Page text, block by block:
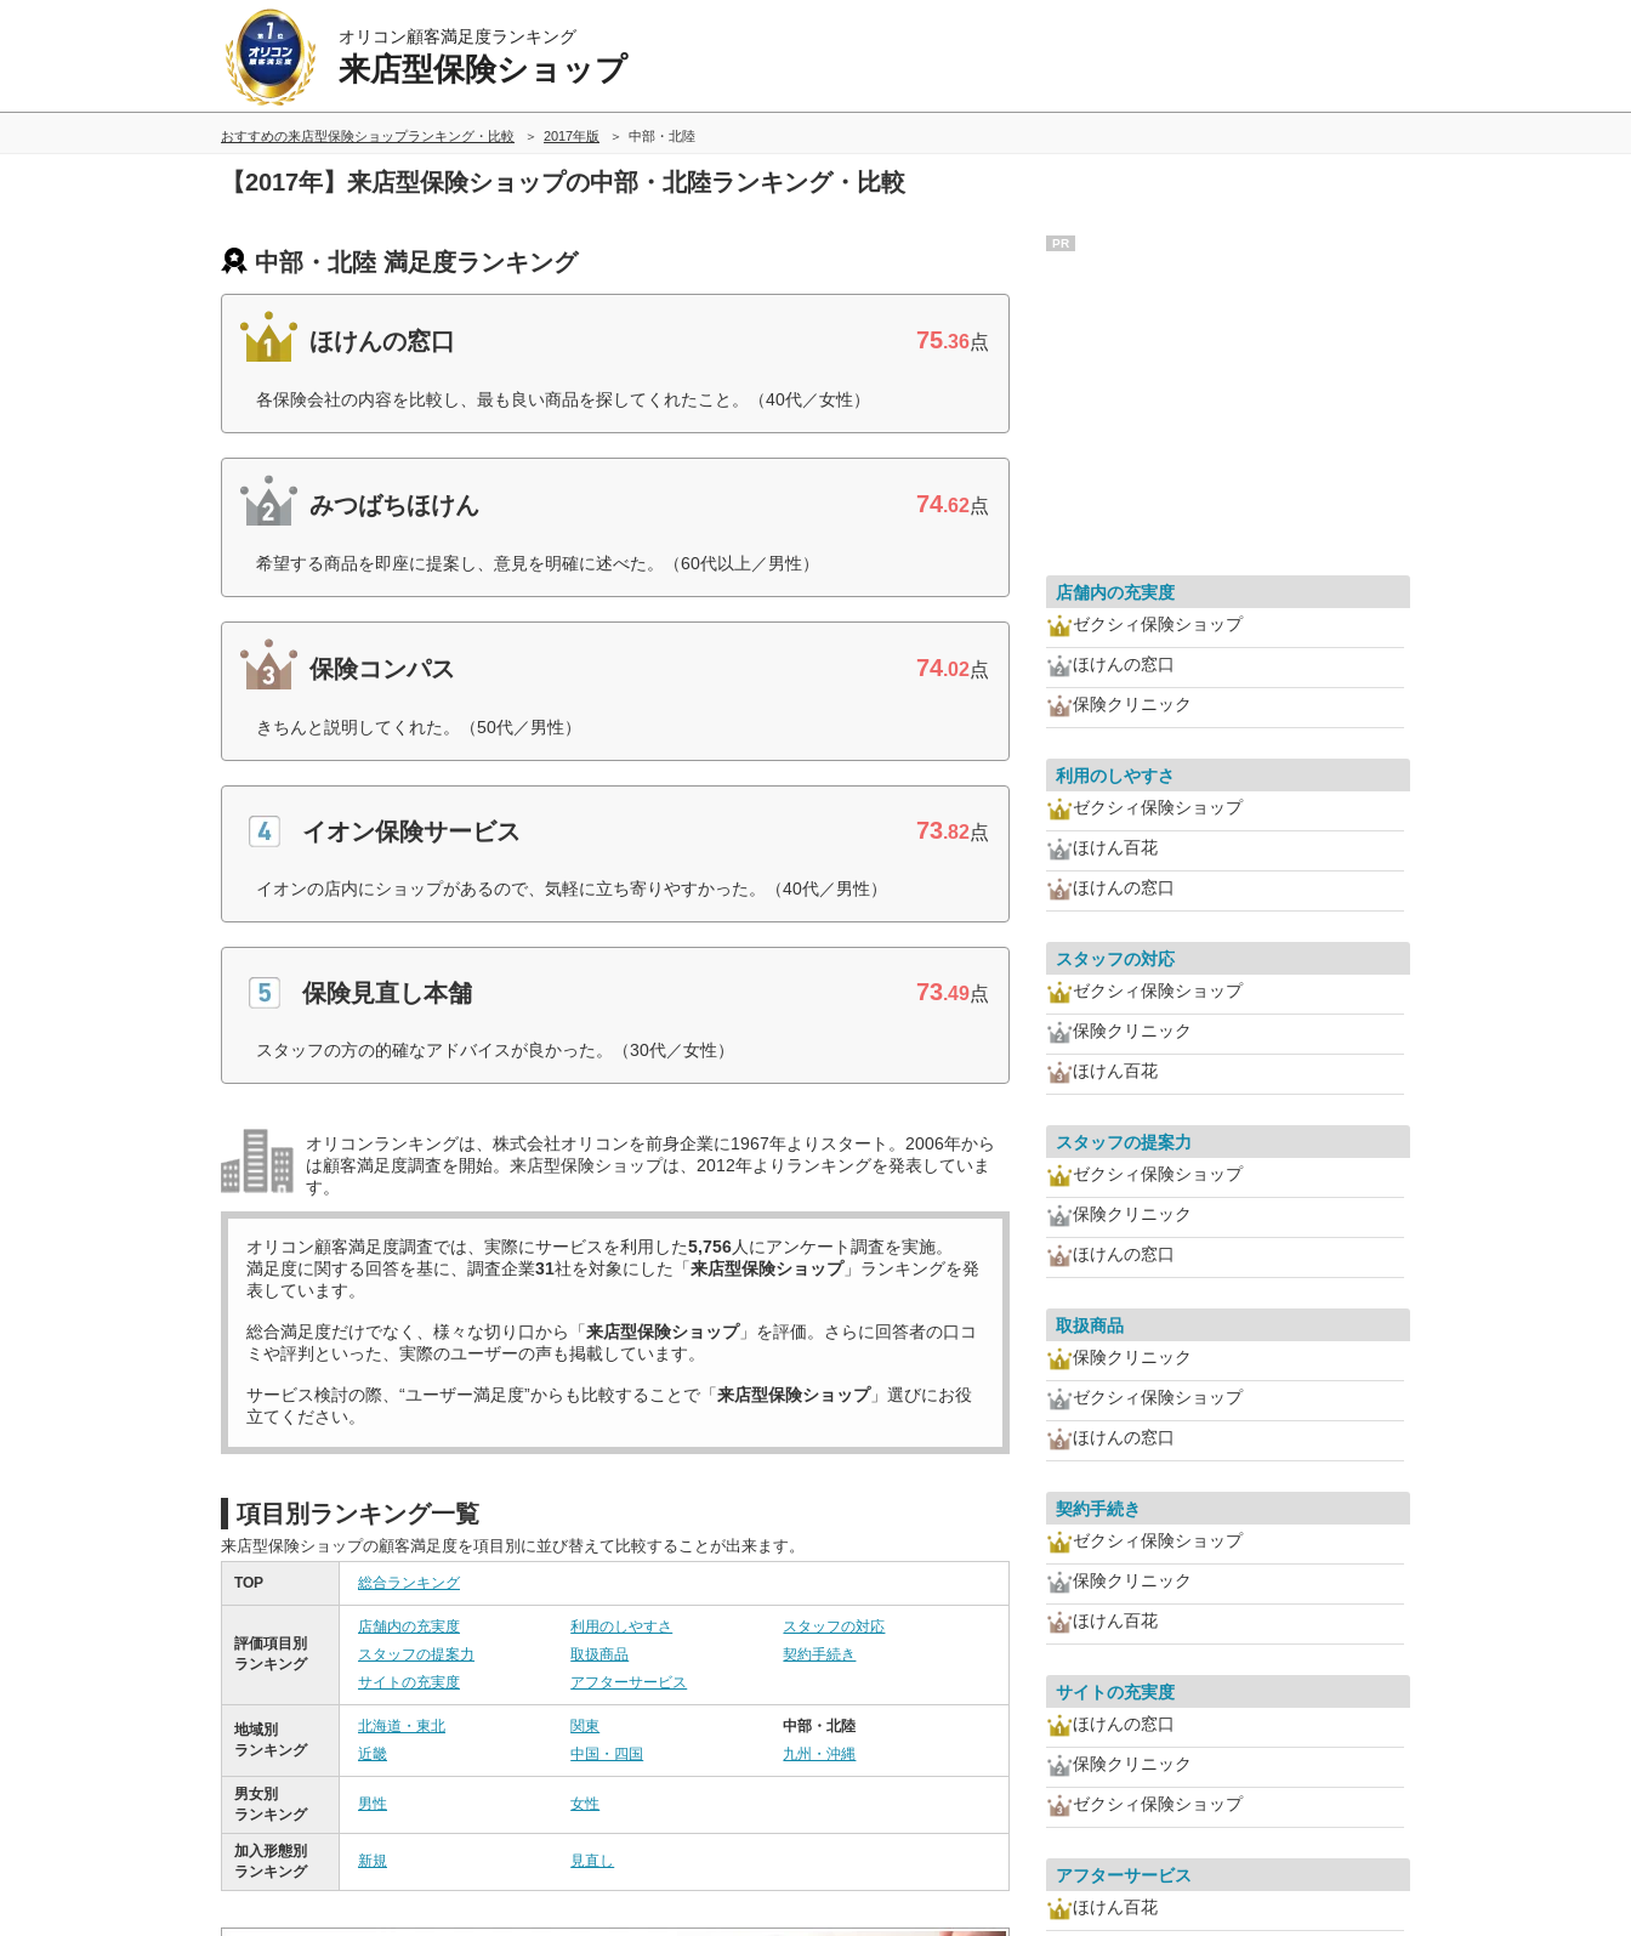
オリコン顧客満足度ランキング
来店型保険ショップ
おすすめの来店型保険ショップランキング・比較 2017年版 中部・北陸
【2017年】来店型保険ショップの中部・北陸ランキング・比較
中部・北陸 満足度ランキング
ほけんの窓口 75.36点
各保険会社の内容を比較し、最も良い商品を探してくれたこと。（40代／女性）
みつばちほけん 74.62点
希望する商品を即座に提案し、意見を明確に述べた。（60代以上／男性）
保険コンパス 74.02点
きちんと説明してくれた。（50代／男性）
イオン保険サービス 73.82点
イオンの店内にショップがあるので、気軽に立ち寄りやすかった。（40代／男性）
保険見直し本舗 73.49点
スタッフの方の的確なアドバイスが良かった。（30代／女性）
オリコンランキングは、株式会社オリコンを前身企業に1967年よりスタート。2006年から
は顧客満足度調査を開始。来店型保険ショップは、2012年よりランキングを発表していま
す。
オリコン顧客満足度調査では、実際にサービスを利用した5,756人にアンケート調査を実施。
満足度に関する回答を基に、調査企業31社を対象にした「来店型保険ショップ」ランキングを発
表しています。
総合満足度だけでなく、様々な切り口から「来店型保険ショップ」を評価。さらに回答者の口コ
ミや評判といった、実際のユーザーの声も掲載しています。
サービス検討の際、“ユーザー満足度”からも比較することで「来店型保険ショップ」選びにお役
立てください。
項目別ランキング一覧
来店型保険ショップの顧客満足度を項目別に並び替えて比較することが出来ます。
TOP 総合ランキング
評価項目別
ランキング
店舗内の充実度 利用のしやすさ
スタッフの対応
スタッフの提案力
取扱商品
契約手続き
サイトの充実度
アフターサービス
地域別
ランキング
北海道・東北 関東
中部・北陸
近畿
中国・四国 九州・沖縄
男女別
ランキング
男性 女性
加入形態別
ランキング
新規 見直し
PR
店舗内の充実度
ゼクシィ保険ショップ
ほけんの窓口
保険クリニック
利用のしやすさ
ゼクシィ保険ショップ
ほけん百花
ほけんの窓口
スタッフの対応
ゼクシィ保険ショップ
保険クリニック
ほけん百花
スタッフの提案力
ゼクシィ保険ショップ
保険クリニック
ほけんの窓口
取扱商品
保険クリニック
ゼクシィ保険ショップ
ほけんの窓口
契約手続き
ゼクシィ保険ショップ
保険クリニック
ほけん百花
サイトの充実度
ほけんの窓口
保険クリニック
ゼクシィ保険ショップ
アフターサービス
ほけん百花